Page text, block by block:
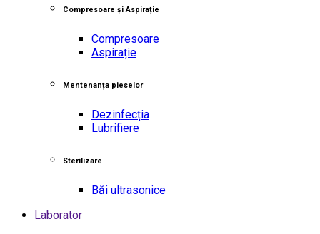
Compresoare și Aspirație
Compresoare
Aspirație
Mentenanța pieselor
Dezinfecția
Lubrifiere
Sterilizare
Băi ultrasonice
Laborator